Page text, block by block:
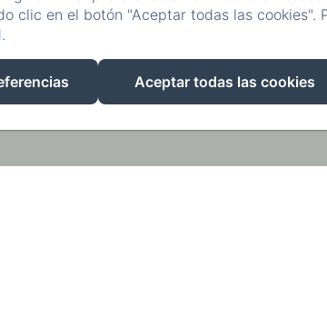
clic en el botón "Aceptar todas las cookies".
.
Aceptar todas las cookies